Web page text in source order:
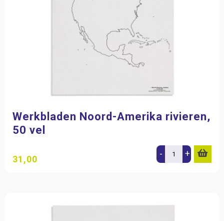
Werkbladen Noord-Amerika rivieren,
50 vel
31,00 - +